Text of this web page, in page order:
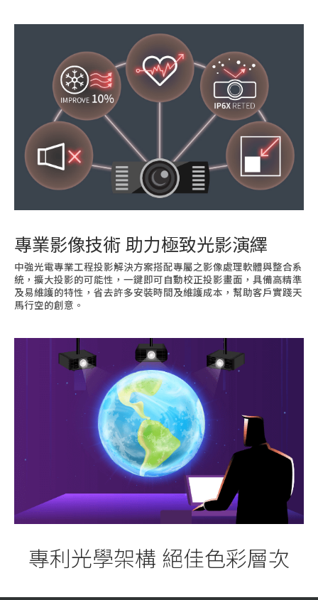
專業影像技術 助力極致光影演繹
中強光電專業工程投影解決方案搭配專屬之影像處理軟體與整合系
統，擴大投影的可能性，一鍵即可自動校正投影畫面，具備高精準
及易維護的特性，省去許多安裝時間及維護成本，幫助客戶實踐天
馬行空的創意。
專利光學架構 絕佳色彩層次